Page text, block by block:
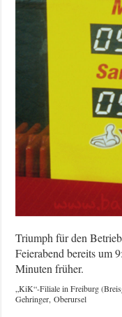
Triumph für den
Feierabend bereits um
Minuten früher.
„KiK“-Filiale in Freiburg
Gehringer, Oberursel